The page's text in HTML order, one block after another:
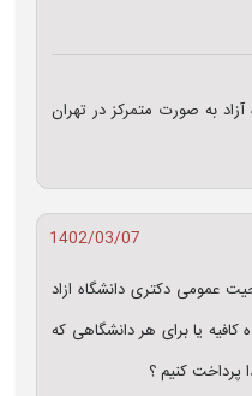
به صورت متمرکز در تهران
1402/03/07
عمومی دکتری دانشگاه ازاد
کافیه یا برای هر دانشگاهی که
پرداخت کنیم ؟